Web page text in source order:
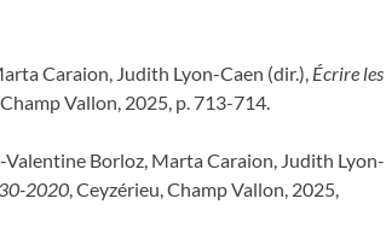
Caraion, Judith Lyon-Caen (dir.), Écrire les
Vallon, 2025, p. 713-714.
Valentine Borloz, Marta Caraion, Judith Lyon-
2020, Ceyzérieu, Champ Vallon, 2025,